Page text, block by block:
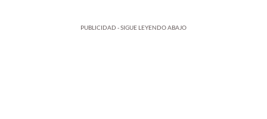
PUBLICIDAD - SIGUE LEYENDO ABAJO